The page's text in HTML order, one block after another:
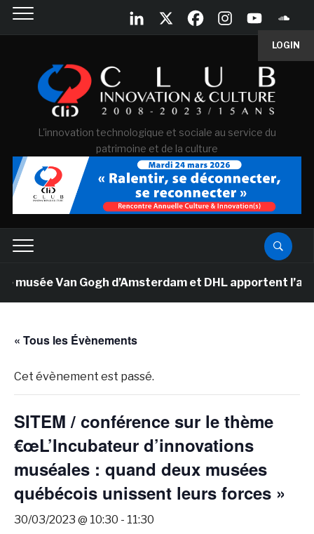
LOGIN
L'innovation technologique et sociale au service du
patrimoine et de la culture
musée Van Gogh d’Amsterdam et DHL apportent
« Tous les Évènements
Cet évènement est passé.
SITEM / conférence sur le thème
€œL’Incubateur d’innovations
muséales : quand deux musées
québécois unissent leurs forces »
30/03/2023 @ 10:30 - 11:30